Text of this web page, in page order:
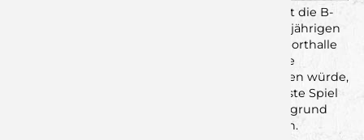
Zu ungewohnter Zeit am Dienstagabend bestritt die B-
Jugend der DJK Rimpar ihr Auftaktspiel der diesjährigen
Regionalligasaison in der heimischen Dreifachsporthalle
gegen die Zweitvertretung des HC Erlangen. Die
Spannung war groß, wie die Mannschaft auftreten würde,
schließlich handelte es sich nicht nur um das erste Spiel
der Saison, sondern auch die Anwurfzeit war aufgrund
einer Spielverlegung alles andere als gewöhnlich.